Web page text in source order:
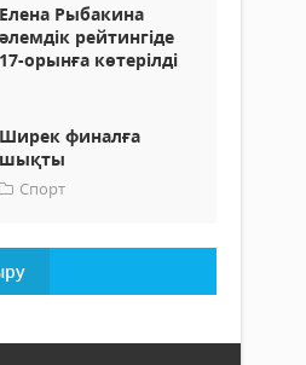
Елена Рыбакина
әлемдік рейтингіде
17-орынға көтерілді
Ширек финалға
шықты
Спорт